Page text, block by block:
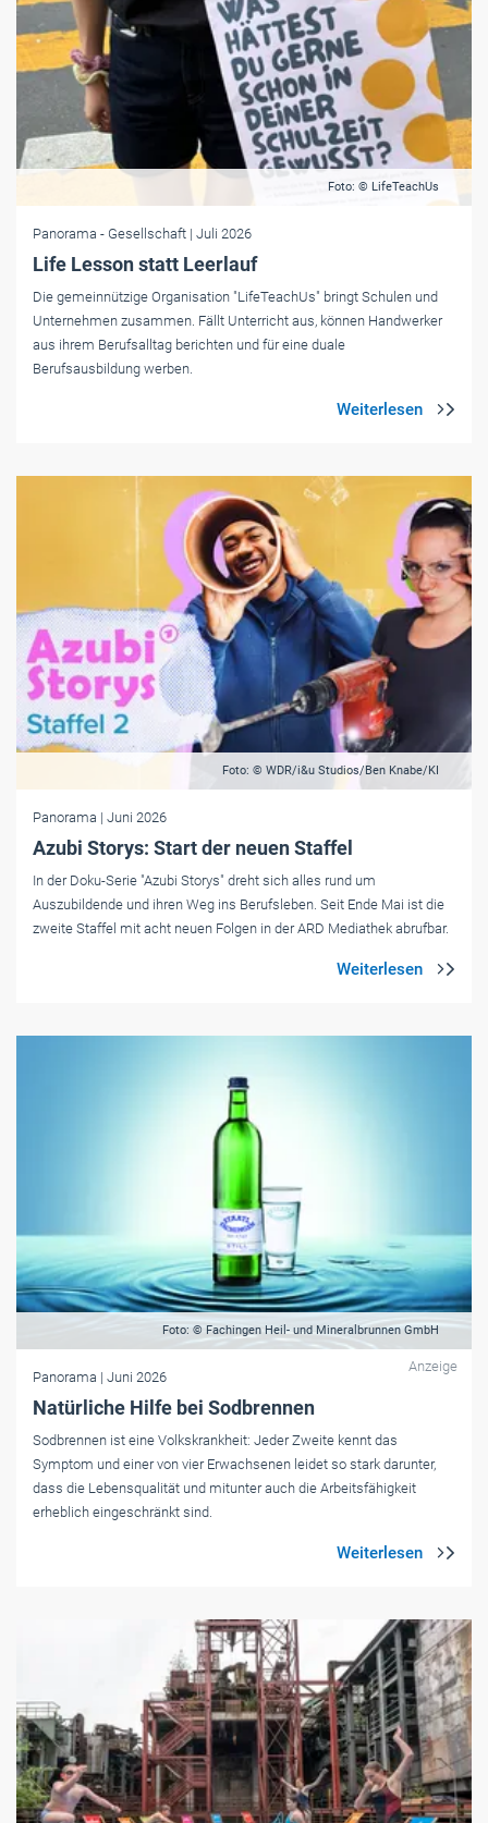
Foto: © LifeTeachUs
Panorama - Gesellschaft | Juli 2026
Life Lesson statt Leerlauf
Die gemeinnützige Organisation "LifeTeachUs" bringt Schulen und
Unternehmen zusammen. Fällt Unterricht aus, können Handwerker
aus ihrem Berufsalltag berichten und für eine duale
Berufsausbildung werben.
Foto: © WDR/i&u Studios/Ben Knabe/KI
Panorama | Juni 2026
Azubi Storys: Start der neuen Staffel
In der Doku-Serie "Azubi Storys" dreht sich alles rund um
Auszubildende und ihren Weg ins Berufsleben. Seit Ende Mai ist die
zweite Staffel mit acht neuen Folgen in der ARD Mediathek abrufbar.
Foto: © Fachingen Heil- und Mineralbrunnen GmbH
Anzeige
Panorama | Juni 2026
Natürliche Hilfe bei Sodbrennen
Sodbrennen ist eine Volkskrankheit: Jeder Zweite kennt das
Symptom und einer von vier Erwachsenen leidet so stark darunter,
dass die Lebensqualität und mitunter auch die Arbeitsfähigkeit
erheblich eingeschränkt sind.